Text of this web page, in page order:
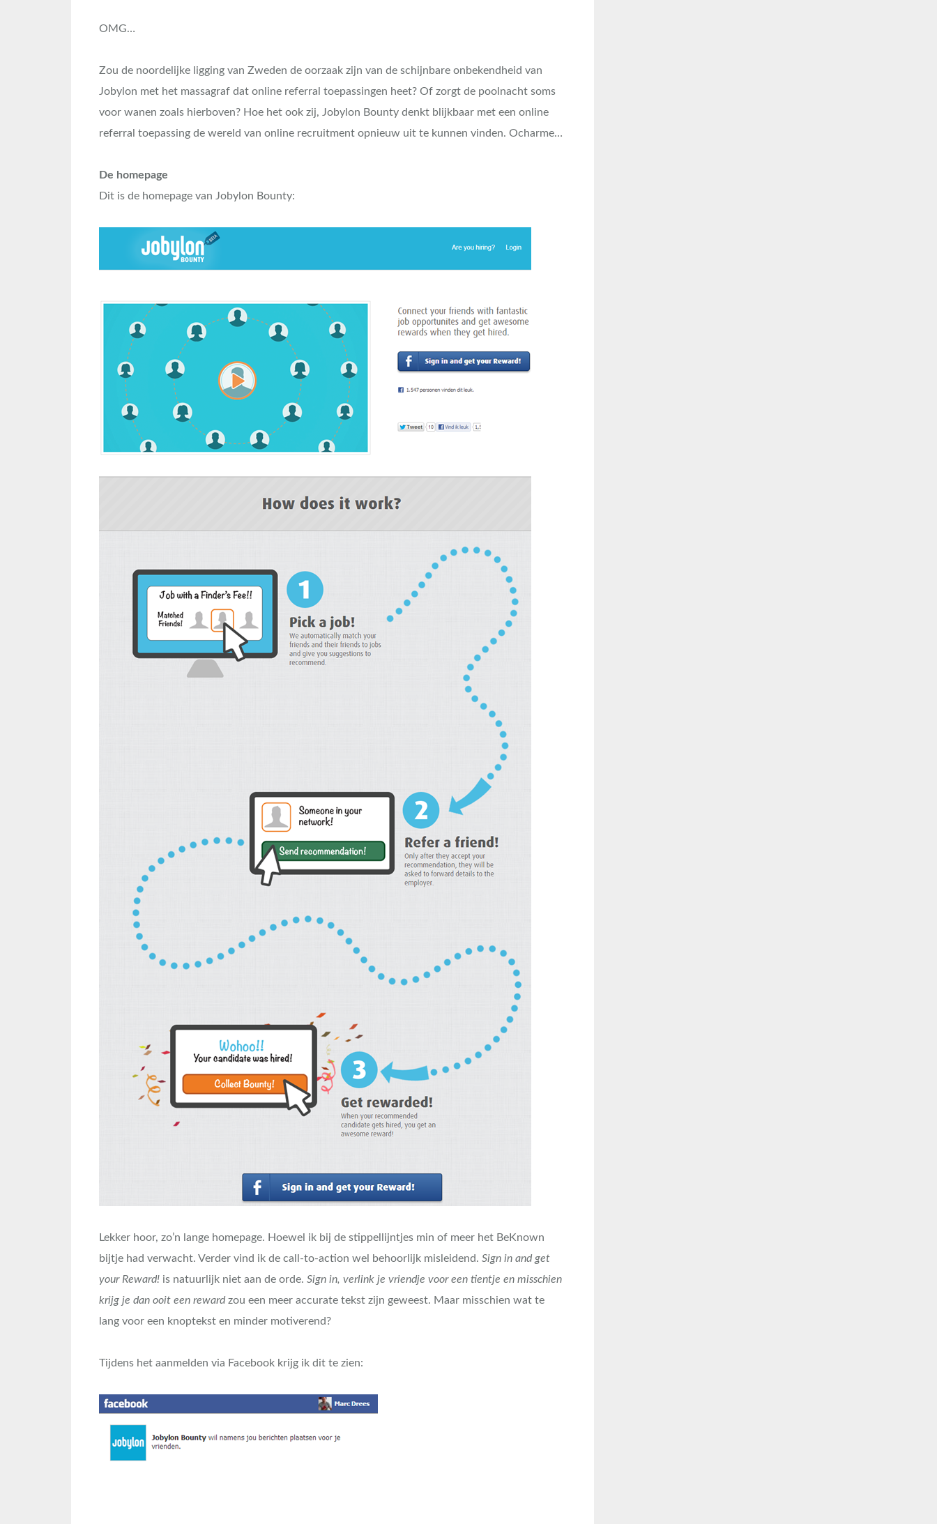
OMG…
Zou de noordelijke ligging van Zweden de oorzaak zijn van de schijnbare onbekendheid van
Jobylon met het massagraf dat online referral toepassingen heet? Of zorgt de poolnacht soms
voor wanen zoals hierboven? Hoe het ook zij, Jobylon Bounty denkt blijkbaar met een online
referral toepassing de wereld van online recruitment opnieuw uit te kunnen vinden. Ocharme…
De homepage
Dit is de homepage van Jobylon Bounty:
Lekker hoor, zo’n lange homepage. Hoewel ik bij de stippellijntjes min of meer het BeKnown
bijtje had verwacht. Verder vind ik de call-to-action wel behoorlijk misleidend. Sign in and get
your Reward! is natuurlijk niet aan de orde. Sign in, verlink je vriendje voor een tientje en misschien
krijg je dan ooit een rewardzou een meer accurate tekst zijn geweest. Maar misschien wat te
lang voor een knoptekst en minder motiverend?
Tijdens het aanmelden via Facebook krijg ik dit te zien: